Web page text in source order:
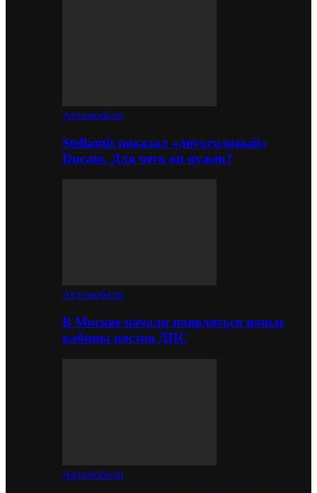
Автомобили
Stellantis показал «двухголовый»
Ducato. Для чего он нужен?
Автомобили
В Москве начали появляться новые
кабины постов ДПС
Автомобили